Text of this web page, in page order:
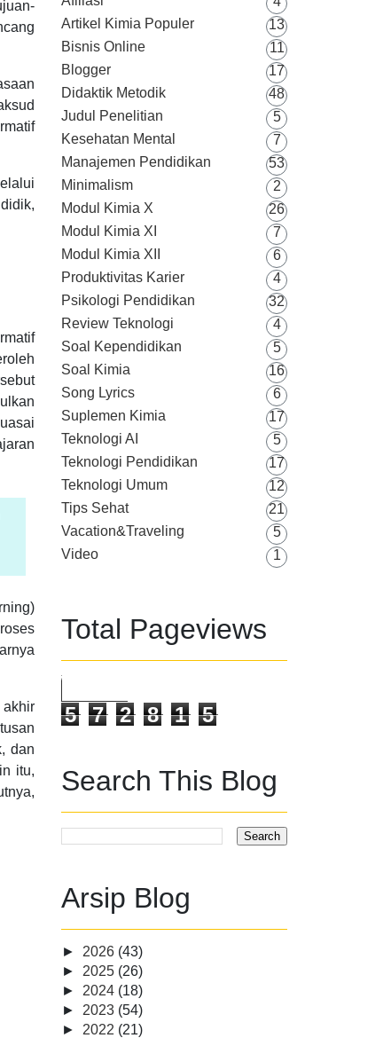
dan
itu,
Artikel Kimia Populer
13
Bisnis Online
11
Blogger
17
Didaktik Metodik
48
Judul Penelitian
5
Kesehatan Mental
7
Manajemen Pendidikan
53
Minimalism
2
Modul Kimia X
26
Modul Kimia XI
7
Modul Kimia XII
6
Produktivitas Karier
4
Psikologi Pendidikan
32
Review Teknologi
4
Soal Kependidikan
5
Soal Kimia
16
Song Lyrics
6
Suplemen Kimia
17
Teknologi AI
5
Teknologi Pendidikan
17
Teknologi Umum
12
Tips Sehat
21
Vacation&Traveling
5
Video
1
Total Pageviews
5 7 2 8 1 5
Search This Blog
Arsip Blog
► 2026 (43)
► 2025 (26)
► 2024 (18)
► 2023 (54)
► 2022 (21)